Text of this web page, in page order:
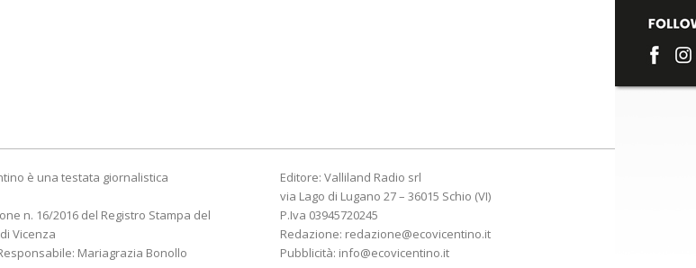
è una testata giornalistica
n. 16/2016 del Registro Stampa del
Vicenza
Mariagrazia Bonollo
Editore: Valliland Radio srl
via Lago di Lugano 27 – 36015 Schio (VI)
P.Iva 03945720245
Redazione: redazione@ecovicentino.it
Pubblicità: info@ecovicentino.it